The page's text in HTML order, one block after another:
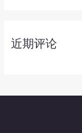
近期评论